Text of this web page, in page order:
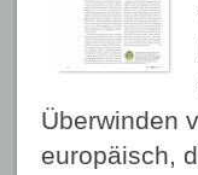
Überwinden
europäisch,